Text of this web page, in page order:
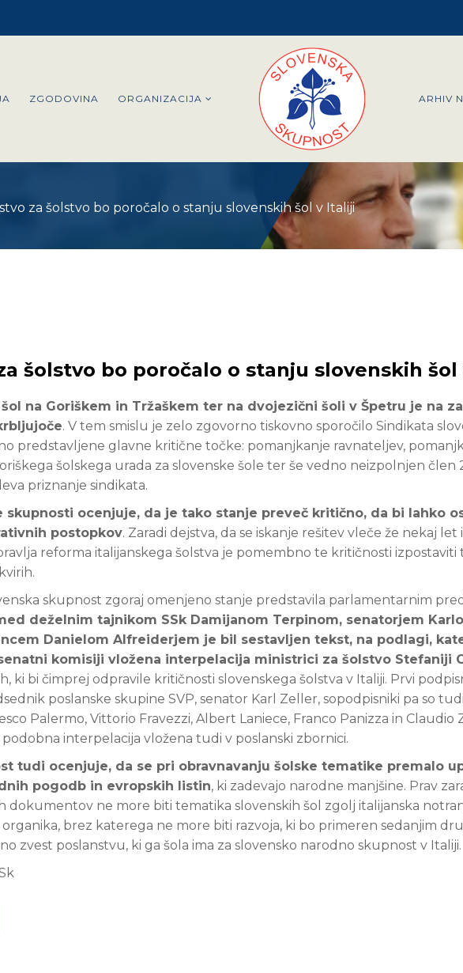
ZGODOVINA ORGANIZACIJA ARHIV
za šolstvo bo poročalo o stanju slovenskih šol v Italiji
šolstvo bo poročalo o stanju slovenskih
na Goriškem in Tržaškem ter na dvojezični šoli v Špetru je na
. V tem smislu je zelo zgovorno tiskovno sporočilo Sindikata
predstavljene glavne kritične točke: pomanjkanje ravnateljev,
šolskega urada za slovenske šole ter še vedno neizpolnjen člen
priznanje sindikata.
skupnosti ocenjuje, da je tako stanje preveč kritično, da bi lahko
postopkov. Zaradi dejstva, da se iskanje rešitev vleče že nekaj let
reforma italijanskega šolstva je pomembno te kritičnosti izpostaviti
skupnost zgoraj omenjeno stanje predstavila parlamentarnim
deželnim tajnikom SSk Damijanom Terpinom, senatorjem
Danielom Alfreiderjem je bil sestavljen tekst, na podlagi,
komisiji vložena interpelacija ministrici za šolstvo Stefaniji
ki bi čimprej odpravile kritičnosti slovenskega šolstva v Italiji. Prvi
poslanske skupine SVP, senator Karl Zeller, sopodpisniki pa so
Palermo, Vittorio Fravezzi, Albert Laniece, Franco Panizza in Claudio
interpelacija vložena tudi v poslanski zbornici.
tudi ocenjuje, da se pri obravnavanju šolske tematike premalo
pogodb in evropskih listin, ki zadevajo narodne manjšine. Prav
dokumentov ne more biti tematika slovenskih šol zgolj italijanska
brez katerega ne more biti razvoja, ki bo primeren sedanjim
zvest poslanstvu, ki ga šola ima za slovensko narodno skupnost v Italiji.